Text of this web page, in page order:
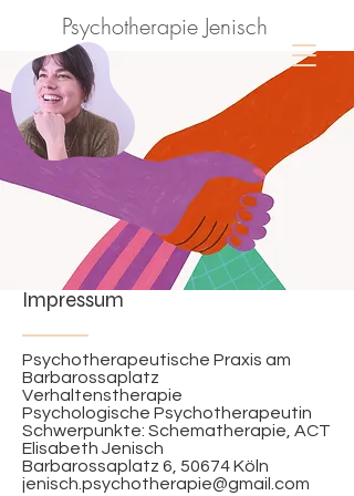
Psychotherapie Jenisch
Impressum
Psychotherapeutische Praxis am
Barbarossaplatz
Verhaltenstherapie
Psychologische Psychotherapeutin
Schwerpunkte: Schematherapie, ACT
Elisabeth Jenisch
Barbarossaplatz 6, 50674 Köln
jenisch.psychotherapie@gmail.com